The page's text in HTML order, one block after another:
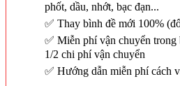
phốt, dầu, nhớt, bạc đạn...
Thay bình đề mới 100%
Miễn phí vận chuyển
1/2 chi phí vận chuyển
Hướng dẫn miễn phí cách